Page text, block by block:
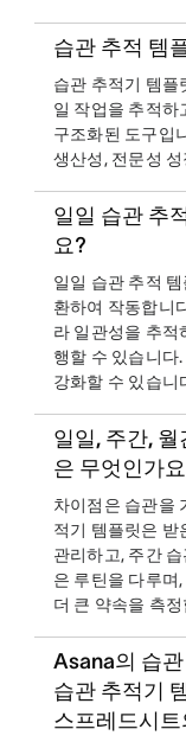
습관 추적 템
습관 추적기 템플
일 작업을 추적하
구조화된 도구입
생산성, 전문성
일일 습관 추
요?
일일 습관 추적
환하여 작동합니
라 일관성을 추적
행할 수 있습니다
강화할 수 있습니
일일, 주간,
은 무엇인가
차이점은 습관을
적기 템플릿은 받
관리하고, 주간
은 루틴을 다루며
더 큰 약속을 측
Asana의 습
습관 추적기
스프레드시